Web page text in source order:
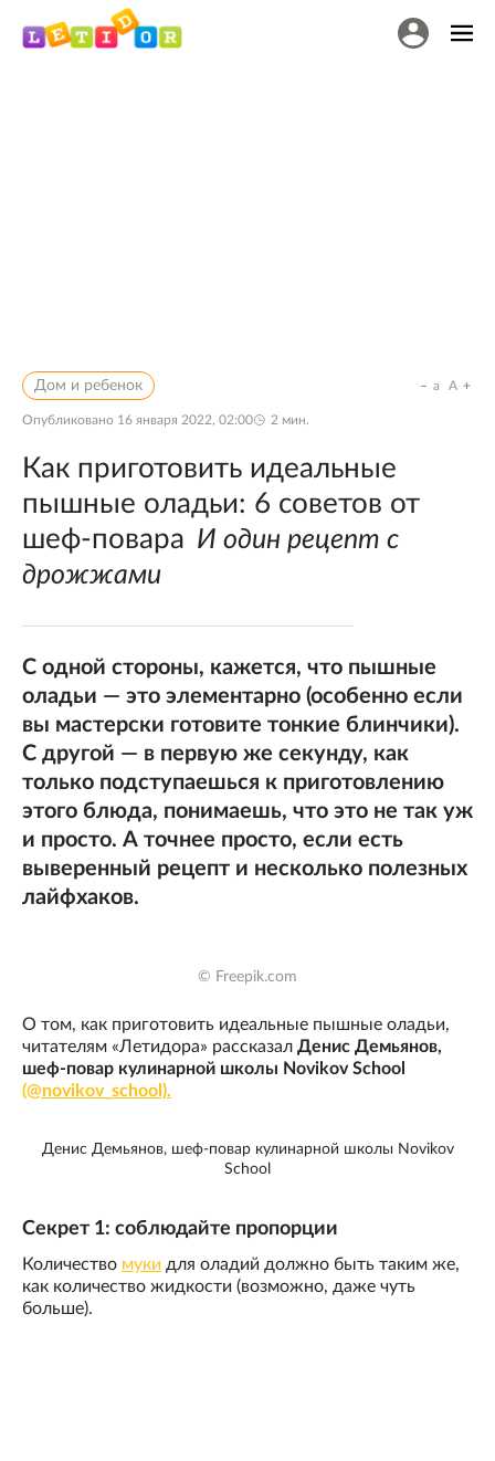
Дом и ребенок
Опубликовано 16 января 2022, 02:00 2 мин.
a A
Как приготовить идеальные
пышные оладьи: 6 советов от
шеф-повара И один рецепт с
дрожжами
С одной стороны, кажется, что пышные
оладьи — это элементарно (особенно если
вы мастерски готовите тонкие блинчики).
С другой — в первую же секунду, как
только подступаешься к приготовлению
этого блюда, понимаешь, что это не так уж
и просто. А точнее просто, если есть
выверенный рецепт и несколько полезных
лайфхаков.
© Freepik.com
О том, как приготовить идеальные пышные оладьи,
читателям «Летидора» рассказал Денис Демьянов,
шеф-повар кулинарной школы Novikov School
(@novikov_school).
Денис Демьянов, шеф-повар кулинарной школы Novikov
School
Секрет 1: соблюдайте пропорции
Количество муки для оладий должно быть таким же,
как количество жидкости (возможно, даже чуть
больше).